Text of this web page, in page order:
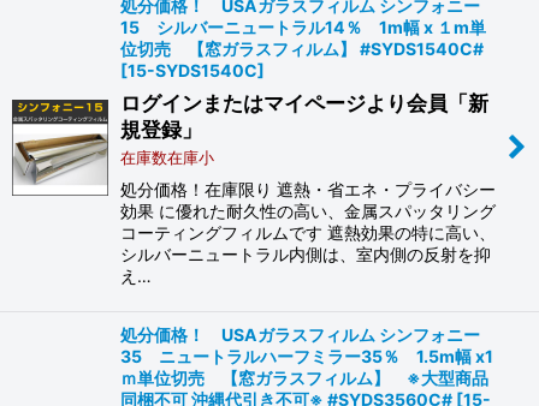
処分価格！ USAガラスフィルム シンフォニー
15 シルバーニュートラル14％ 1m幅 x １m単
位切売 【窓ガラスフィルム】 #SYDS1540C#
[15-SYDS1540C]
ログインまたはマイページより会員「新
規登録」
在庫数在庫小
処分価格！在庫限り 遮熱・省エネ・プライバシー
効果 に優れた耐久性の高い、金属スパッタリング
コーティングフィルムです 遮熱効果の特に高い、
シルバーニュートラル内側は、室内側の反射を抑
え…
処分価格！ USAガラスフィルム シンフォニー
35 ニュートラルハーフミラー35％ 1.5m幅 x1
ｍ単位切売 【窓ガラスフィルム】 ※大型商品
同梱不可 沖縄代引き不可※ #SYDS3560C# [15-